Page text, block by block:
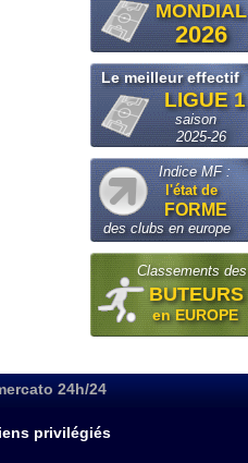
MONDIAL
2026
Le meilleur effectif
LIGUE 1
saison
2025-26
Indice MF :
l'état de
FORME
des clubs en europe
Classements des
BUTEURS
en EUROPE
24h/24
privilégiés